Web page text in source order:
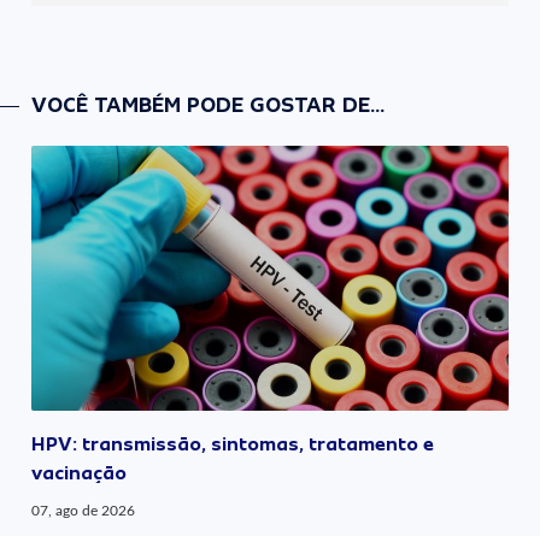
VOCÊ TAMBÉM PODE GOSTAR DE...
HPV: transmissão, sintomas, tratamento e
vacinação
07, ago de 2026